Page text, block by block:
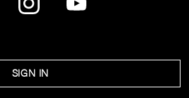
SIGN IN